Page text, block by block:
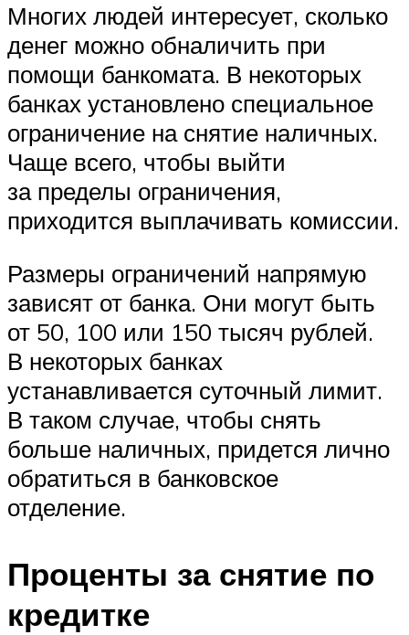
Многих людей интересует, сколько
денег можно обналичить при
помощи банкомата. В некоторых
банках установлено специальное
ограничение на снятие наличных.
Чаще всего, чтобы выйти
за пределы ограничения,
приходится выплачивать комиссии.
Размеры ограничений напрямую
зависят от банка. Они могут быть
от 50, 100 или 150 тысяч рублей.
В некоторых банках
устанавливается суточный лимит.
В таком случае, чтобы снять
больше наличных, придется лично
обратиться в банковское
отделение.
Проценты за снятие по
кредитке